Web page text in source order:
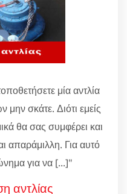
μία αντλία
μην σκάτε. Διότι εμείς
θα σας συμφέρει και
απαράμιλλη. Για αυτό
για να [...]"
αντλίας